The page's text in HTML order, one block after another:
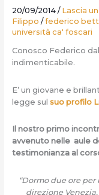
20/09/2014 / Lascia
Filippo /federico
università ca' foscari
Conosco Federico
indimenticabile.
E’ un giovane e
legge sul suo profilo
Il nostro primo
avvenuto nelle aule
testimonianza al
“Dormo due ore
direzione